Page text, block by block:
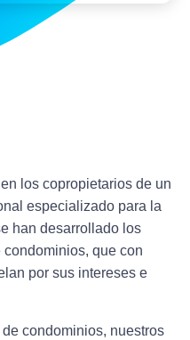
los copropietarios de un
especializado para la
han desarrollado los
que con
por sus intereses e
condominios, nuestros